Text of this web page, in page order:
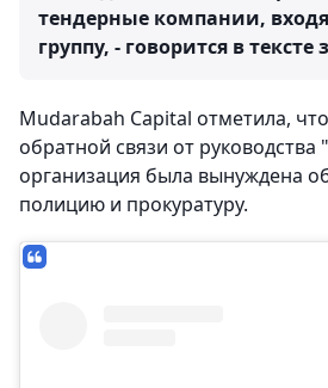
тендерные компании,
группу, - говорится в тексте
Mudarabah Capital отметила,
обратной связи от руководства
организация была вынуждена
полицию и прокуратуру.